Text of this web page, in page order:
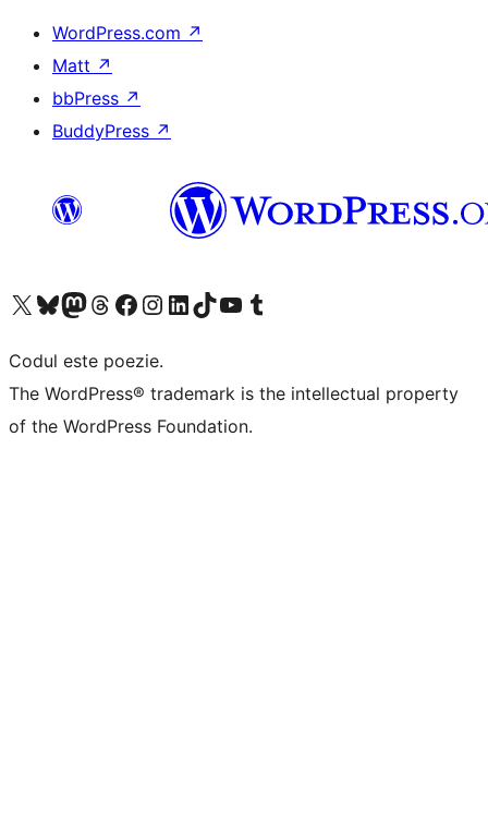
WordPress.com ↗
Matt ↗
bbPress ↗
BuddyPress ↗
Mergi la contul nostru X (fost Twitter)
Vizitează contul nostru Bluesky
Vizitează contul nostru Mastodon
Vizitează contul nostru Threads
Vizitează pagina noastră Facebook
Vizitează-ne pe Instagram
Vizitează-ne pe LinkedIn
Vizitează contul nostru TikTok
Vizitează canalul nostru YouTube
Vizitează contul nostru Tumblr
Codul este poezie.
The WordPress® trademark is the intellectual property
of the WordPress Foundation.